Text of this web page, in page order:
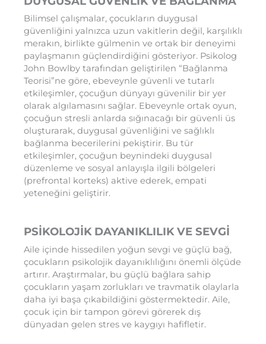
Bilimsel çalışmalar, çocukların duygusal
güvenliğini yalnızca uzun vakitlerin değil, karşılıklı
merakın, birlikte gülmenin ve ortak bir deneyimi
paylaşmanın güçlendirdiğini gösteriyor. Psikolog
John Bowlby tarafından geliştirilen “Bağlanma
Teorisi”ne göre, ebeveynle güvenli ve tutarlı
etkileşimler, çocuğun dünyayı güvenilir bir yer
olarak algılamasını sağlar. Ebeveynle ortak oyun,
çocuğun stresli anlarda sığınacağı bir güvenli üs
oluşturarak, duygusal güvenliğini ve sağlıklı
bağlanma becerilerini pekiştirir. Bu tür
etkileşimler, çocuğun beynindeki duygusal
düzenleme ve sosyal anlayışla ilgili bölgeleri
(prefrontal korteks) aktive ederek, empati
yeteneğini geliştirir.
PSİKOLOJİK DAYANIKLILIK VE SEVGİ
Aile içinde hissedilen yoğun sevgi ve güçlü bağ,
çocukların psikolojik dayanıklılığını önemli ölçüde
artırır. Araştırmalar, bu güçlü bağlara sahip
çocukların yaşam zorlukları ve travmatik olaylarla
daha iyi başa çıkabildiğini göstermektedir. Aile,
çocuk için bir tampon görevi görerek dış
dünyadan gelen stres ve kaygıyı hafifletir.